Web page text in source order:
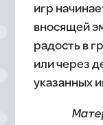
игр
вносящей
радость в
или через
указанных